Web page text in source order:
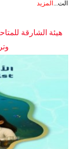
الت... المزيد
هيئة الشارقة